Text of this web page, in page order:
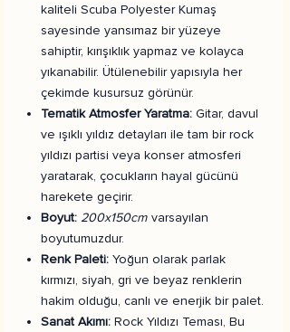
kaliteli Scuba Polyester Kumaş
sayesinde yansımaz bir yüzeye
sahiptir, kırışıklık yapmaz ve kolayca
yıkanabilir. Ütülenebilir yapısıyla her
çekimde kusursuz görünür.
Tematik Atmosfer Yaratma: Gitar, davul
ve ışıklı yıldız detayları ile tam bir rock
yıldızı partisi veya konser atmosferi
yaratarak, çocukların hayal gücünü
harekete geçirir.
Boyut: 200x150cm varsayılan
boyutumuzdur.
Renk Paleti: Yoğun olarak parlak
kırmızı, siyah, gri ve beyaz renklerin
hakim olduğu, canlı ve enerjik bir palet.
Sanat Akımı: Rock Yıldızı Teması, Bu